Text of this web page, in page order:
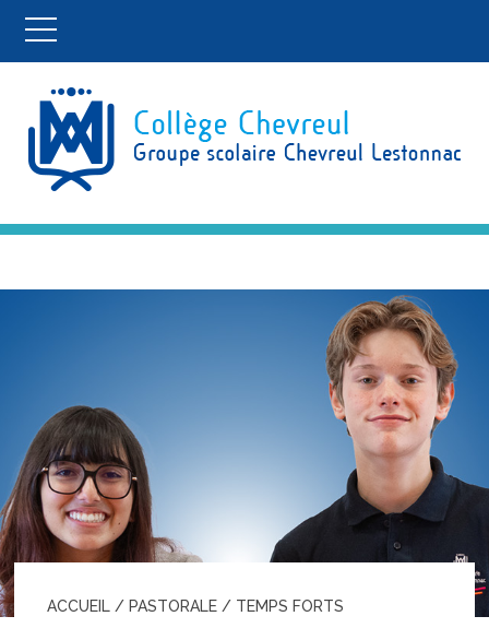
ACCUEIL / PASTORALE / TEMPS FORTS